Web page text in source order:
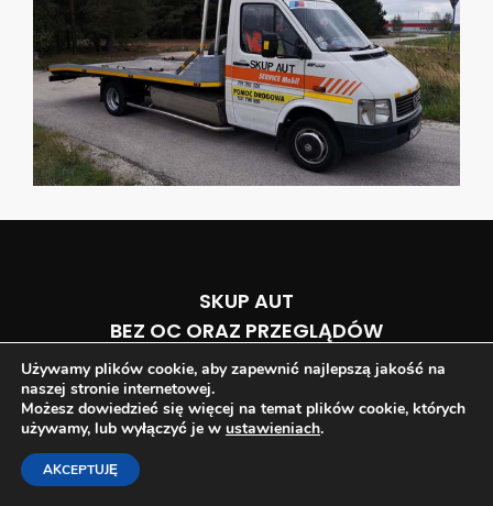
SKUP AUT
BEZ OC ORAZ PRZEGLĄDÓW
ZAWSZE UCZCIWIE > SOLIDNIE > SPRAWNIE
Używamy plików cookie, aby zapewnić najlepszą jakość na
naszej stronie internetowej.
Możesz dowiedzieć się więcej na temat plików cookie, których
używamy, lub wyłączyć je w ustawieniach.
AKCEPTUJĘ